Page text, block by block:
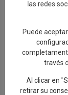
murales
Celestina.
El alcalde ha
de Artesanía,
talaveranos más
cerámica”.
las redes
Puede
través
Al clicar en
retirar su